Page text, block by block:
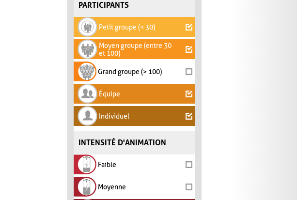
PARTICIPANTS
Petit groupe (< 30)
Moyen groupe (entre 30
et 100)
Grand groupe (> 100)
Équipe
Individuel
INTENSITÉ D'ANIMATION
Faible
Moyenne